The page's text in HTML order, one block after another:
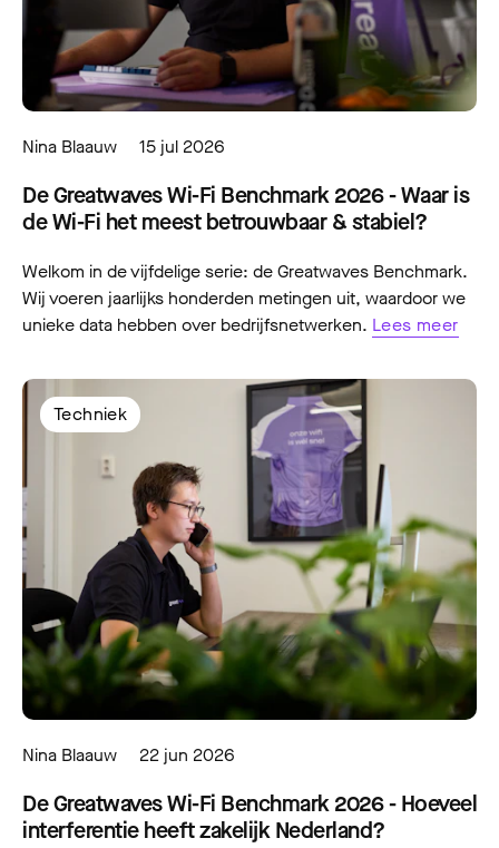
Nina Blaauw 15 jul 2026
De Greatwaves Wi-Fi Benchmark 2026 - Waar is
de Wi-Fi het meest betrouwbaar & stabiel?
Welkom in de vijfdelige serie: de Greatwaves Benchmark.
Wij voeren jaarlijks honderden metingen uit, waardoor we
unieke data hebben over bedrijfsnetwerken. Lees meer
Techniek
Nina Blaauw 22 jun 2026
De Greatwaves Wi-Fi Benchmark 2026 - Hoeveel
interferentie heeft zakelijk Nederland?